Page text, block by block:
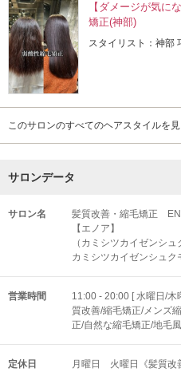
【ダメージが気に
矯正(神部)
スタイリスト：神部
このサロンのすべてのヘアスタイルを
サロンデータ
サロン名
髪質改善・縮毛矯正
【エノア】
（カミシツカイゼンシ
カミシツカイゼンシュク
営業時間
11:00 - 20:00 [ 水曜日/
質改善/縮毛矯正/メンズ
正/自然な縮毛矯正/地毛
定休日 月曜日 火曜日《髪質改